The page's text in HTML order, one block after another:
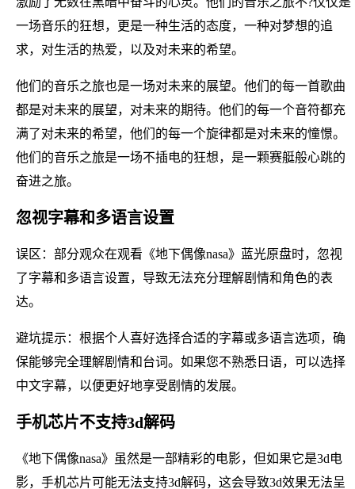
一场音乐的狂想，更是一种生活的态度，一种对梦想的追
求，对生活的热爱，以及对未来的希望。
他们的音乐之旅也是一场对未来的展望。他们的每一首歌曲
都是对未来的展望，对未来的期待。他们的每一个音符都充
满了对未来的希望，他们的每一个旋律都是对未来的憧憬。
他们的音乐之旅是一场不插电的狂想，是一颗赛艇般心跳的
奋进之旅。
忽视字幕和多语言设置
误区：部分观众在观看《地下偶像nasa》蓝光原盘时，忽视
了字幕和多语言设置，导致无法充分理解剧情和角色的表
达。
避坑提示：根据个人喜好选择合适的字幕或多语言选项，确
保能够完全理解剧情和台词。如果您不熟悉日语，可以选择
中文字幕，以便更好地享受剧情的发展。
手机芯片不支持3d解码
《地下偶像nasa》虽然是一部精彩的电影，但如果它是3d电
影，手机芯片可能无法支持3d解码，这会导致3d效果无法呈